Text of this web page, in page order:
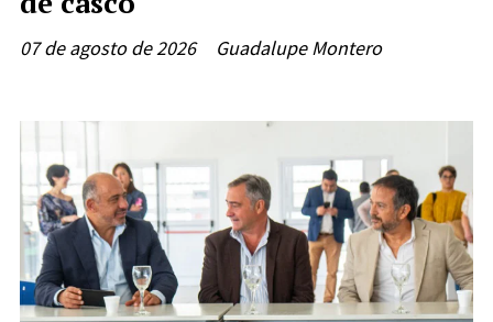
Guadalupe Montero
07 de agosto de 2026